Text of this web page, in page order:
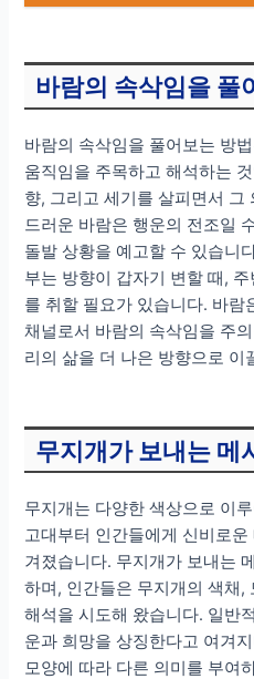
바람의 속삭임을 풀
바람의 속삭임을 풀어보는 방
움직임을 주목하고 해석하는
향, 그리고 세기를 살피면서 그
드러운 바람은 행운의 전조일
돌발 상황을 예고할 수 있습니
부는 방향이 갑자기 변할 때,
를 취할 필요가 있습니다. 바람
채널로서 바람의 속삭임을 주
리의 삶을 더 나은 방향으로 이
무지개가 보내는 메
무지개는 다양한 색상으로 이
고대부터 인간들에게 신비로
겨졌습니다. 무지개가 보내는
하며, 인간들은 무지개의 색채,
해석을 시도해 왔습니다. 일반
운과 희망을 상징한다고 여겨
모양에 따라 다른 의미를 부여